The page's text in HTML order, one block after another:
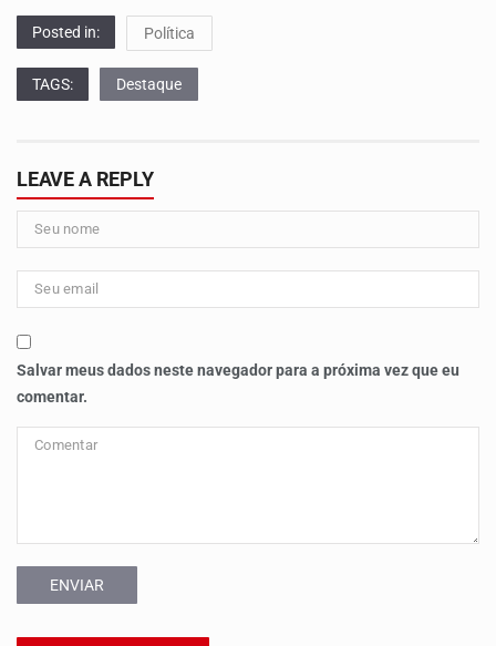
Posted in: Política
TAGS: Destaque
LEAVE A REPLY
Salvar meus dados neste navegador para a próxima vez que eu
comentar.
ENVIAR